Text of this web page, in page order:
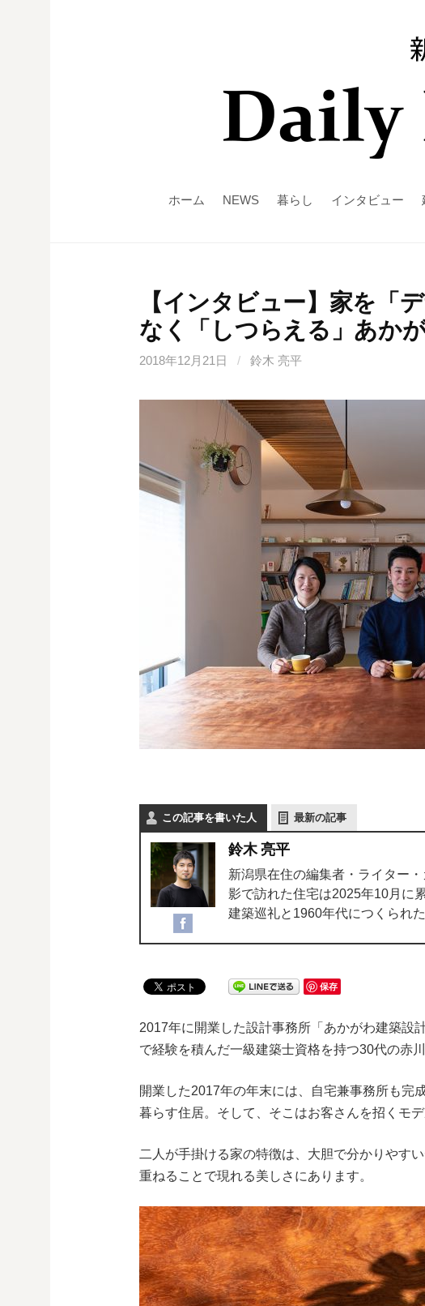
ホーム NEWS 暮らし インタビュー
【インタビュー】家を「
なく「しつらえる」あか
2018年12月21日 / 鈴木 亮平
この記事を書いた人 最新の記事
鈴木 亮平
新潟県在住の編集者・ライター
影で訪れた住宅は2025年10月に
建築巡礼と1960年代につくられ
保存
2017年に開業した設計事務所「あかがわ建築設
で経験を積んだ一級建築士資格を持つ30代の赤
開業した2017年の年末には、自宅兼事務所も完
暮らす住居。そして、そこはお客さんを招くモ
二人が手掛ける家の特徴は、大胆で分かりやす
重ねることで現れる美しさにあります。